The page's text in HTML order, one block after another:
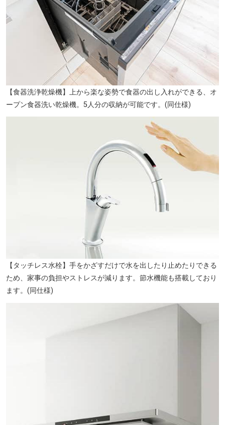
【食器洗浄乾燥機】上から楽な姿勢で食器の出し入れができる、オ
ープン食器洗い乾燥機。5人分の収納が可能です。(同仕様)
【タッチレス水栓】手をかざすだけで水を出したり止めたりできる
ため、家事の負担やストレスが減ります。節水機能も搭載しており
ます。(同仕様)